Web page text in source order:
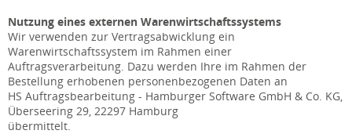
Nutzung eines externen Warenwirtschaftssystems
Wir verwenden zur Vertragsabwicklung ein
Warenwirtschaftssystem im Rahmen einer
Auftragsverarbeitung. Dazu werden Ihre im Rahmen der
Bestellung erhobenen personenbezogenen Daten an
HS Auftragsbearbeitung - Hamburger Software GmbH & Co. KG,
Überseering 29, 22297 Hamburg
übermittelt.